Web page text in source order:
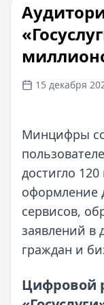
15 декабря
Минцифры
достигло
оформление
сервисов,
заявлений в
граждан и
Цифровой